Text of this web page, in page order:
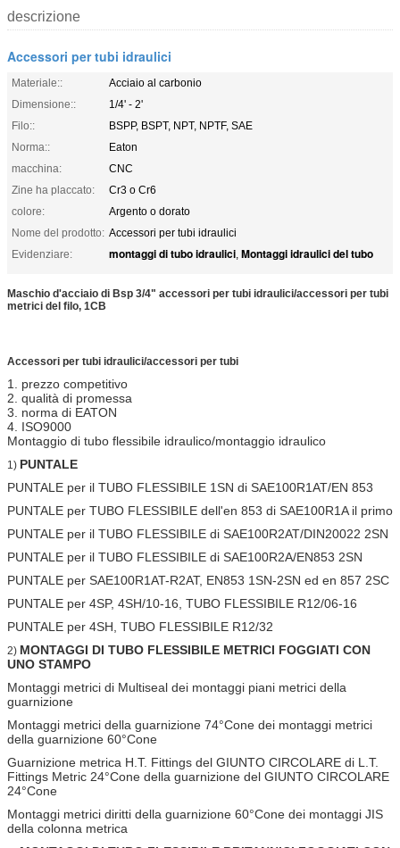
descrizione
Accessori per tubi idraulici
Materiale::
Acciaio al carbonio
Dimensione::
1/4' - 2'
Filo::
BSPP, BSPT, NPT, NPTF, SAE
Norma::
Eaton
macchina:
CNC
Zine ha placcato:
Cr3 o Cr6
colore:
Argento o dorato
Nome del prodotto: Accessori per tubi idraulici
Evidenziare:
montaggi di tubo idraulici, Montaggi idraulici del tubo
Maschio d'acciaio di Bsp 3/4" accessori per tubi idraulici/accessori per tubi
metrici del filo, 1CB
Accessori per tubi idraulici/accessori per tubi
1. prezzo competitivo
2. qualità di promessa
3. norma di EATON
4. ISO9000
Montaggio di tubo flessibile idraulico/montaggio idraulico
1) PUNTALE
PUNTALE per il TUBO FLESSIBILE 1SN di SAE100R1AT/EN 853
PUNTALE per TUBO FLESSIBILE dell'en 853 di SAE100R1A il primo
PUNTALE per il TUBO FLESSIBILE di SAE100R2AT/DIN20022 2SN
PUNTALE per il TUBO FLESSIBILE di SAE100R2A/EN853 2SN
PUNTALE per SAE100R1AT-R2AT, EN853 1SN-2SN ed en 857 2SC
PUNTALE per 4SP, 4SH/10-16, TUBO FLESSIBILE R12/06-16
PUNTALE per 4SH, TUBO FLESSIBILE R12/32
2) MONTAGGI DI TUBO FLESSIBILE METRICI FOGGIATI CON
UNO STAMPO
Montaggi metrici di Multiseal dei montaggi piani metrici della
guarnizione
Montaggi metrici della guarnizione 74°Cone dei montaggi metrici
della guarnizione 60°Cone
Guarnizione metrica H.T. Fittings del GIUNTO CIRCOLARE di L.T.
Fittings Metric 24°Cone della guarnizione del GIUNTO CIRCOLARE
24°Cone
Montaggi metrici diritti della guarnizione 60°Cone dei montaggi JIS
della colonna metrica